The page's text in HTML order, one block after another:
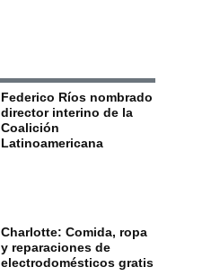
Federico Ríos nombrado
director interino de la
Coalición
Latinoamericana
Charlotte: Comida, ropa
y reparaciones de
electrodomésticos gratis